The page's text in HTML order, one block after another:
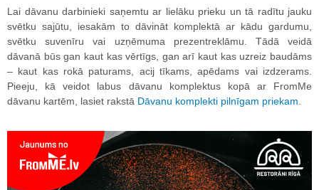
Lai dāvanu darbinieki saņemtu ar lielāku prieku un tā radītu jauku
svētku sajūtu, iesakām to dāvināt komplektā ar kādu gardumu,
svētku suvenīru vai uzņēmuma prezentreklāmu. Tādā veidā
dāvanā būs gan kaut kas vērtīgs, gan arī kaut kas uzreiz baudāms
– kaut kas rokā paturams, acij tīkams, apēdams vai izdzerams.
Pieeju, kā veidot labus dāvanu komplektus kopā ar FromMe
dāvanu kartēm, lasiet rakstā Dāvanu komplekti pilnīgam priekam.